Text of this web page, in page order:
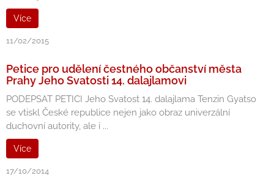
Více
11/02/2015
Petice pro udělení čestného občanství města
Prahy Jeho Svatosti 14. dalajlamovi
PODEPSAT PETICI Jeho Svatost 14. dalajlama Tenzin Gyatso
se vtiskl České republice nejen jako obraz univerzální
duchovní autority, ale i ...
Více
17/10/2014